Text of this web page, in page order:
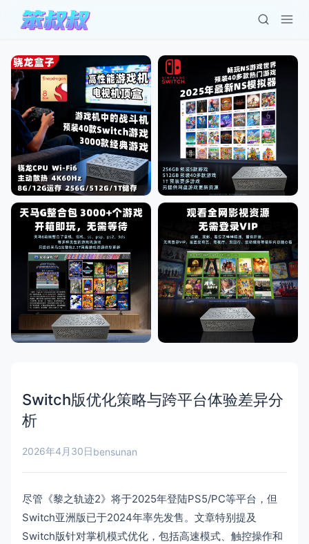
Switch版优化策略与跨平台体验差异分
析
2026年4月30日bensunan
尽管《黎之轨迹2》将于2025年登陆PS5/PC等平台，但
Switch亚洲版已于2024年率先发售。文章特别提及
Switch版针对掌机模式优化，包括高速模式、触控操作和